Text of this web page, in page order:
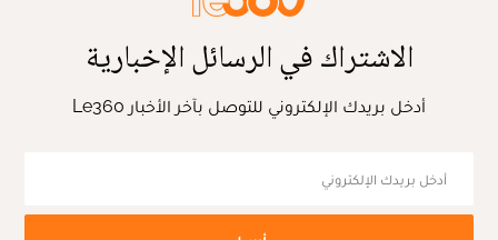
الاشتراك في الرسائل الإخبارية
أدخل بريدك الإلكتروني للتوصل بآخر الأخبار Le360